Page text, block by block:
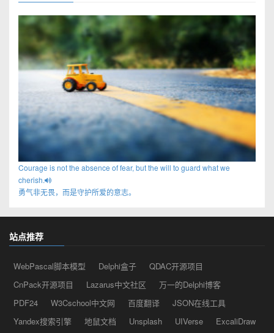
Courage is not the absence of fear, but the will to guard what we
cherish.
勇气非无畏，而是守护所爱的意志。
站点推荐
WebPascal脚本模型 Delphi盒子
QDAC开源项目
CnPack开源项目
Lazarus中文社区
万一的Delphi博客
PDF24
W3Cschool中文网 百度翻译
JSON在线工具
Yandex搜索引擎
地鼠文档 Unsplash UIVerse ExcaliDraw